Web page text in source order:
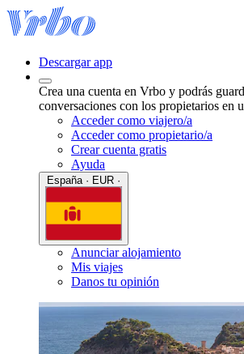
Descargar app
Crea una cuenta en Vrbo y podrás
conversaciones con los propietarios en
Acceder como viajero/a
Acceder como propietario/a
Crear cuenta gratis
Ayuda
Anunciar alojamiento
Mis viajes
Danos tu opinión